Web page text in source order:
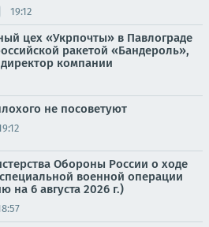
19:12
цех «Укрпочты» в Павлограде
ракетой «Бандероль»,
компании
не посоветуют
Обороны России о ходе
военной операции
на 6 августа 2026 г.)